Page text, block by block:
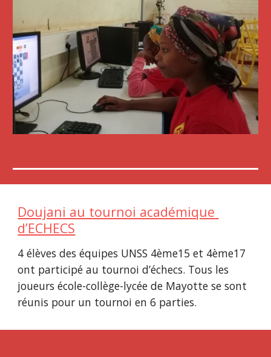
Doujani au tournoi académique
d’ECHECS
4 élèves des équipes UNSS 4ème15 et 4ème17
ont participé au tournoi d’échecs. Tous les
joueurs école-collège-lycée de Mayotte se sont
réunis pour un tournoi en 6 parties.